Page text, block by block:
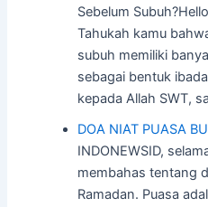
Sebelum
Tahukah kamu
subuh memiliki
sebagai bentuk
kepada Allah SWT,
DOA NIAT PUASA
INDONEWSID,
membahas tentang
Ramadan. Puasa